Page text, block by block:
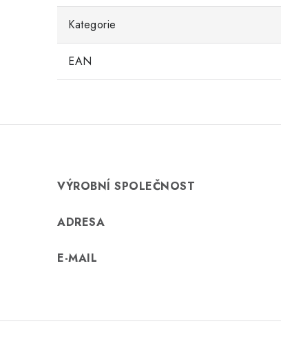
Kategorie
EAN
VÝROBNÍ SPOLEČNOST
ADRESA
E-MAIL